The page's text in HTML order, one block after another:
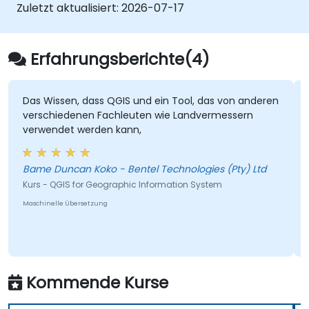
Mac, Linux sowie BSD zu erstellen, zu
bearbeiten, visualisieren, auszuwerten und zu
veröffentlichen.
spezifische geografische Funktionen zu
entwickeln.
Zuletzt aktualisiert: 2026-07-17
Erfahrungsberichte(4)
Das Wissen, dass QGIS und ein Tool, das von anderen
verschiedenen Fachleuten wie Landvermessern
verwendet werden kann,
Bame Duncan Koko - Bentel Technologies (Pty) Ltd
Kurs - QGIS for Geographic Information System
Maschinelle Übersetzung
Kommende Kurse